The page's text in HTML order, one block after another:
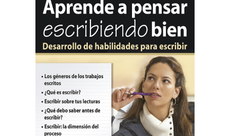
Ceuta y Melilla
populares